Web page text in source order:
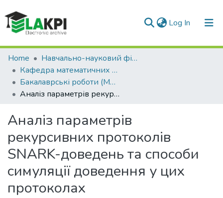
Log In (current)
Communities & Collections
All of DSpace
Statistics
Home
Навчально-науковий фізико-технічний інститут (НН ФТІ)
Кафедра математичних методів захисту інформації (ММЗІ)
Бакалаврські роботи (ММЗІ)
Аналіз параметрів рекурсивних протоколів SNARK-доведень та способи симуляції доведення у цих протоколах
Аналіз параметрів
рекурсивних протоколів
SNARK-доведень та способи
симуляції доведення у цих
протоколах